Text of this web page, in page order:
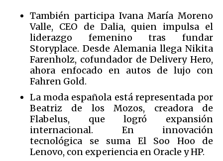
También participa Ivana María Moreno
Valle, CEO de Dalia, quien impulsa el
liderazgo femenino tras fundar
Storyplace. Desde Alemania llega Nikita
Farenholz, cofundador de Delivery Hero,
ahora enfocado en autos de lujo con
Fahren Gold.
La moda española está representada por
Beatriz de los Mozos, creadora de
Flabelus, que logró expansión
internacional. En innovación
tecnológica se suma El Soo Hoo de
Lenovo, con experiencia en Oracle y HP.